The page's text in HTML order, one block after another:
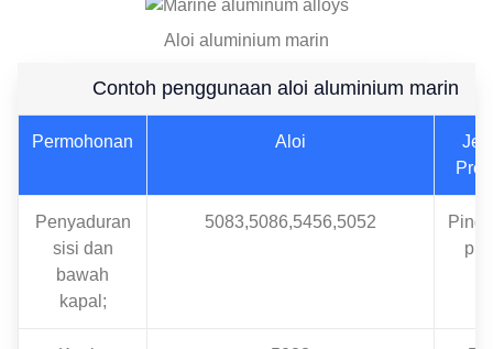
Aloi aluminium marin
Contoh penggunaan aloi aluminium marin
Permohonan Aloi
Penyaduran
sisi dan
bawah
kapal;
5083,5086,5456,5052